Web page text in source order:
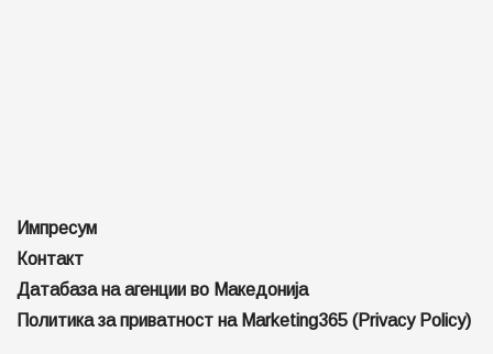
Импресум
Контакт
Датабаза на агенции во Македонија
Политика за приватност на Marketing365 (Privacy Policy)